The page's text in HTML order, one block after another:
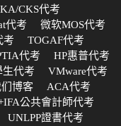
CKS代考
代考
微软MOS代考
考
TOGAF代考
代考
HP惠普代考
生代考
VMware代考
博客
ACA代考
公共會計師代考
UNLPP證書代考